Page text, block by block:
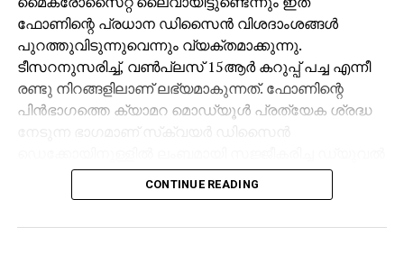
ഫോണിന്റെ പ്രധാന ഡിസൈന്‍ വിശദാംശങ്ങള്‍
പുറത്തുവിടുന്നുവെന്നും വ്യക്തമാക്കുന്നു.
ടീസറനുസരിച്ച്, വണ്‍പ്ലസ് 15ആര്‍ കറുപ്പ് പച്ച എന്നീ
രണ്ടു നിറങ്ങളിലാണ് ലഭ്യമാകുന്നത്. ഫോണിന്റെ
പിന്‍ഭാഗത്തെ ക്യാമറ മൊഡ്യൂള്‍ പ്രത്യേക ശ്രദ്ധ
റിയര്‍ ക്യാമറ സിസ്റ്റം. ഇത് വണ്‍പ്ലസ് 15
ഫ്‌ളാഗ്ഷിപ്പിന്റെ ഡിസൈന്‍ ഭാഷയെ
CONTINUE READING